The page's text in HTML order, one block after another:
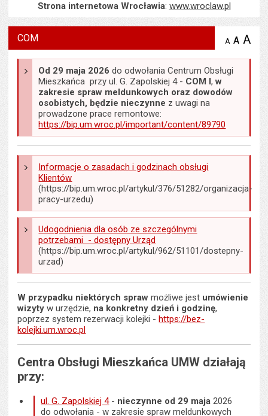
Strona internetowa Wrocławia: www.wroclaw.pl
COM A zmniejsz
stronie
A A
Od 29 maja 2026 do odwołania Centrum Obsługi
Mieszkańca przy ul. G. Zapolskiej 4 - COM I,w
zakresie spraw meldunkowych oraz dowodów
osobistych, będzie nieczynne z uwagi na
prowadzone prace remontowe:
https://bip.um.wroc.pl/important/content/89790
Informacje o zasadach i godzinach obsługi
Klientów
(https://bip.um.wroc.pl/artykul/376/51282/organizacja-
pracy-urzedu)
Udogodnienia dla osób ze szczególnymi
potrzebami - dostępny Urząd
(https://bip.um.wroc.pl/artykul/962/51101/dostepny-
urzad)
W przypadku niektórych spraw możliwe jest umówienie
wizytyw urzędzie, na konkretny dzień i godzinę,
poprzez system rezerwacji kolejki -https://bez-
kolejki.um.wroc.pl
Centra Obsługi Mieszkańca UMW działają
przy:
ul. G. Zapolskiej 4- nieczynne od 29 maja 2026
do odwołania - w zakresie spraw meldunkowych